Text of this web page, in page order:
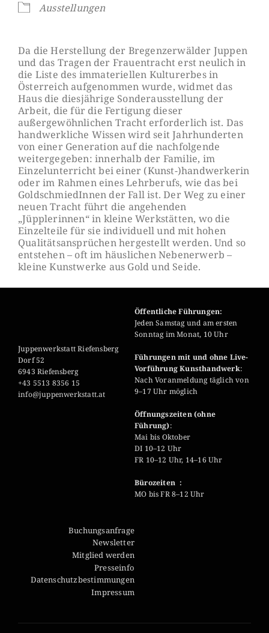
Ausstellungen
Da die Herstellung der Bregenzerwälder Juppen
und das Tragen der Frauentracht erst neulich in
die Liste des immateriellen Kulturerbes in
Österreich aufgenommen wurde, widmet das
Haus die diesjährige Sonderausstellung der
Arbeit, die für die Fertigung dieser
außergewöhnlichen Tracht erforderlich ist. Das
handwerkliche Wissen wird seit Jahrhunderten
von einer Generation auf die nachfolgende
weitergegeben: innerhalb der Familie, im
Einzelunterricht bei einer (Kunst-)handwerkerin
oder im Rahmen eines Lehrberufs, wie das bei
GoldschmiedInnen der Fall ist. Der Weg zu einer
neuen Tracht führt die angehenden
„Jüpplerinnen“ in kleine Werkstätten, wo die
Einzelteile für sie individuell und mit hohen
Qualitätsansprüchen hergestellt werden. Und so
entstehen – oft im häuslichen Nebenerwerb –
kleine Kunstwerke aus Gold und Seide.
Juppenwerkstatt Riefensberg
Dorf 52
6943 Riefensberg
+43 5513 8356 15
info@juppenwerkstatt.at
Öffentliche Führungen:
Jeden Samstag und am ersten
Sonntag im Monat, 10 Uhr
Führungen mit und ohne Live-
Vorführung Kunsthandwerk:
Nach Voranmeldung täglich von
9–17 Uhr möglich
Öffnungszeiten (ohne
Führung):
Mai bis Oktober
DI 10–12 Uhr
FR 10–12 Uhr, 14–16 Uhr
Bürozeiten :
MO bis FR 8–12 Uhr
Buchungsanfrage
Newsletter
Mitglied werden
Presseinfo
Datenschutzbestimmungen
Impressum